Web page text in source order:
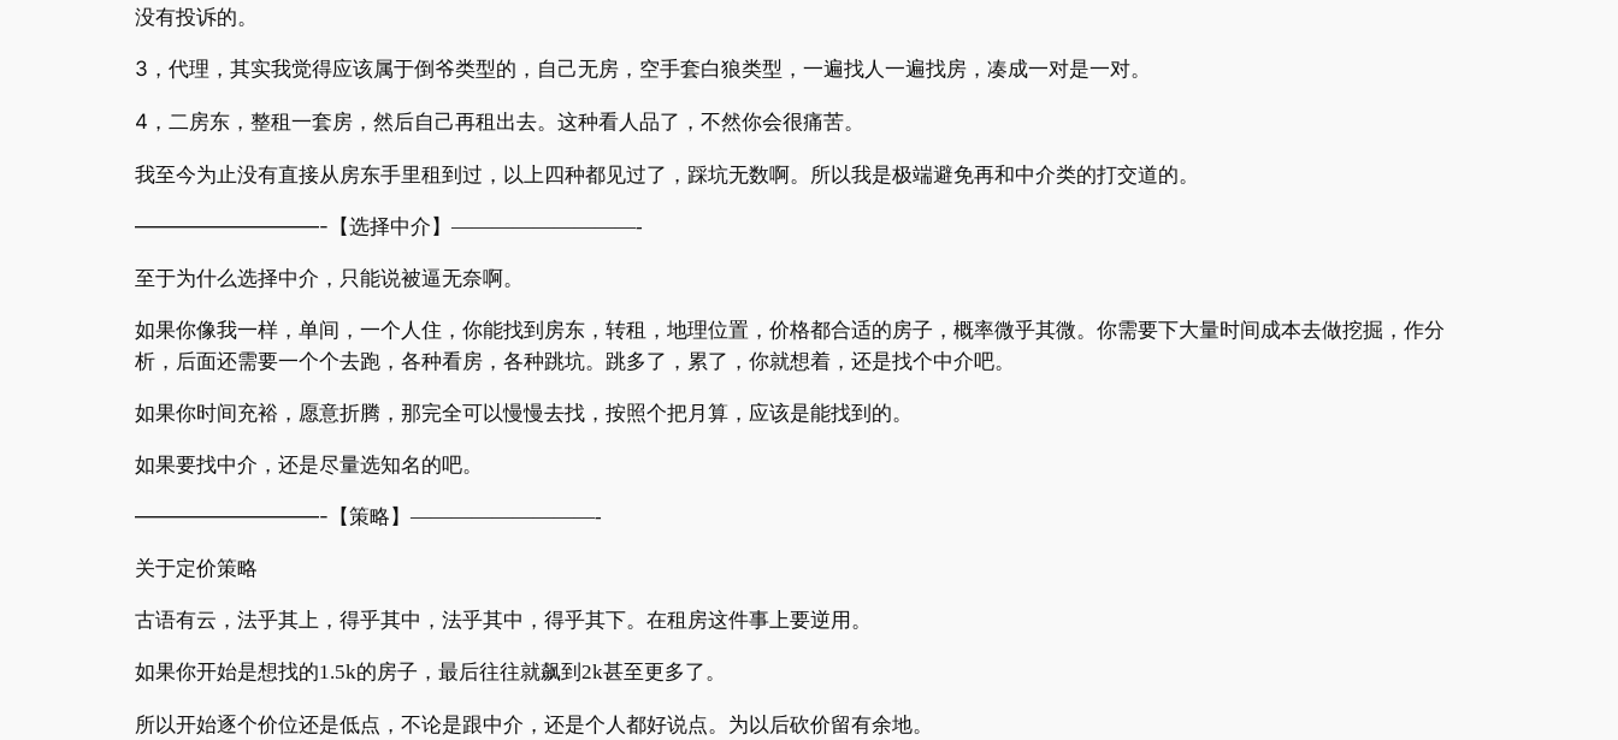
没有投诉的。
3 ，代理，其实我觉得应该属于倒爷类型的，自己无房，空手套白狼类型，一遍找人一遍找房，凑成一对是一对。
4 ，二房东，整租一套房，然后自己再租出去。这种看人品了，不然你会很痛苦。
我至今为止没有直接从房东手里租到过，以上四种都见过了，踩坑无数啊。所以我是极端避免再和中介类的打交道的。
—————————- 【选择中介】 —————————-
至于为什么选择中介，只能说被逼无奈啊。
如果你像我一样，单间，一个人住，你能找到房东，转租，地理位置，价格都合适的房子，概率微乎其微。你需要下大量时间成本去做挖掘，作分
析，后面还需要一个个去跑，各种看房，各种跳坑。跳多了，累了，你就想着，还是找个中介吧。
如果你时间充裕，愿意折腾，那完全可以慢慢去找，按照个把月算，应该是能找到的。
如果要找中介，还是尽量选知名的吧。
—————————- 【策略】 —————————-
关于定价策略
古语有云，法乎其上，得乎其中，法乎其中，得乎其下。在租房这件事上要逆用。
如果你开始是想找的1.5k的房子，最后往往就飙到 2k甚至更多了。
所以开始逐个价位还是低点，不论是跟中介，还是个人都好说点。为以后砍价留有余地。